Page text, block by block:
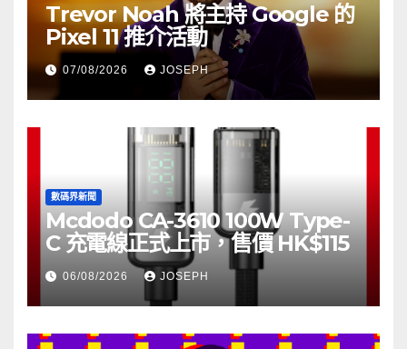
Trevor Noah 將主持 Google 的
Pixel 11 推介活動
07/08/2026 JOSEPH
數碼界新聞
Mcdodo CA-3610 100W Type-
C 充電線正式上市，售價 HK$115
06/08/2026 JOSEPH